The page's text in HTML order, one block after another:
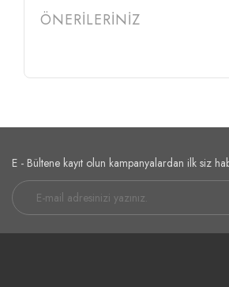
ÖNERİLERİNİZ
E - Bültene kayıt olun kampanyalardan ilk siz